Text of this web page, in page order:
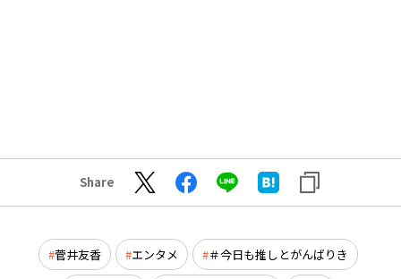
Share
菅井友香 エンタメ ＃今日も推しとがんばりき